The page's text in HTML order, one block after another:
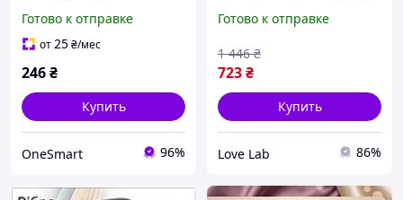
полового акта Cock Rings
Yvonne
Готово к отправке
от25₴/мес
246₴
Купить
OneSmart 96%
на пенис для
насадки для продления
акта
Готово к отправке
723₴
1 446 ₴
Купить
Love Lab 86%